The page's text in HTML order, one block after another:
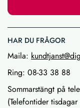
HAR DU FRÅGOR
Maila:
Ring: 08-33 38 88
Sommarstängt på
(Telefontider